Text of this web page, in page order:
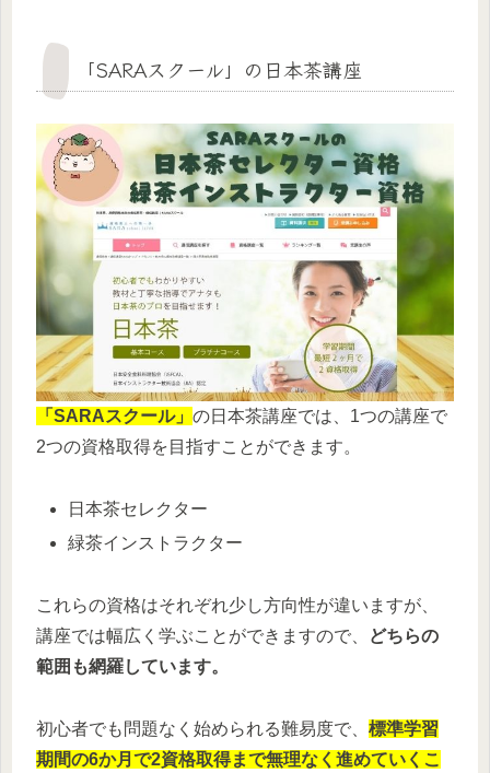
「SARAスクール」の日本茶講座
「SARAスクール」 の日本茶講座では、1つの講座で
2つの資格取得を目指すことができます。
日本茶セレクター
緑茶インストラクター
これらの資格はそれぞれ少し方向性が違いますが、
講座では幅広く学ぶことができますので、
どちらの
範囲も網羅しています。
初心者でも問題なく始められる難易度で、 標準学習
期間の6か月で2資格取得まで無理なく進めていくこ